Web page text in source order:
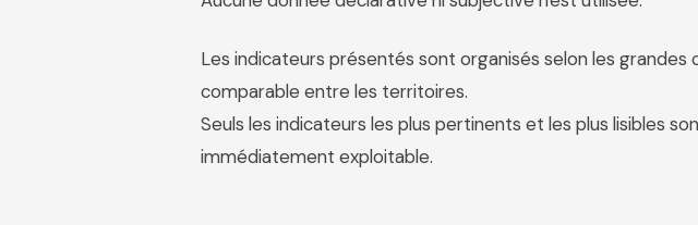
Les indicateurs présentés sont organisés selon les
comparable entre les territoires.
Seuls les indicateurs les plus pertinents et les plus lisibles
immédiatement exploitable.